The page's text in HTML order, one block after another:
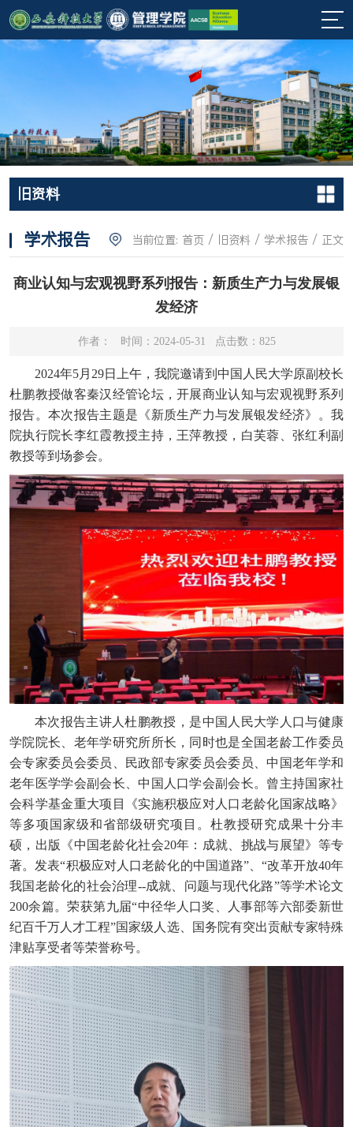
旧资料
学术报告 当前位置: 首页 / 旧资料 / 学术报告 / 正文
商业认知与宏观视野系列报告：新质生产力与发展银
发经济
作者： 时间：2024-05-31 点击数： 825
2024年5月29日上午，我院邀请到中国人民大学原副校长
杜鹏教授做客秦汉经管论坛，开展商业认知与宏观视野系列
报告。本次报告主题是《新质生产力与发展银发经济》。我
院执行院长李红霞教授主持，王萍教授，白芙蓉、张红利副
教授等到场参会。
本次报告主讲人杜鹏教授，是中国人民大学人口与健康
学院院长、老年学研究所所长，同时也是全国老龄工作委员
会专家委员会委员、民政部专家委员会委员、中国老年学和
老年医学学会副会长、中国人口学会副会长。曾主持国家社
会科学基金重大项目《实施积极应对人口老龄化国家战略》
等多项国家级和省部级研究项目。杜教授研究成果十分丰
硕，出版《中国老龄化社会20年：成就、挑战与展望》等专
著。发表“积极应对人口老龄化的中国道路”、“改革开放40年
我国老龄化的社会治理--成就、问题与现代化路”等学术论文
200余篇。荣获第九届“中径华人口奖、人事部等六部委新世
纪百千万人才工程”国家级人选、国务院有突出贡献专家特殊
津贴享受者等荣誉称号。